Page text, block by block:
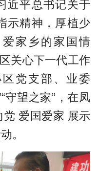
近平总书记关于
示精神，厚植少
家乡的家国情
关心下一代工作
党支部、业委
守望之家”，在凤
爱国爱家 展示
。